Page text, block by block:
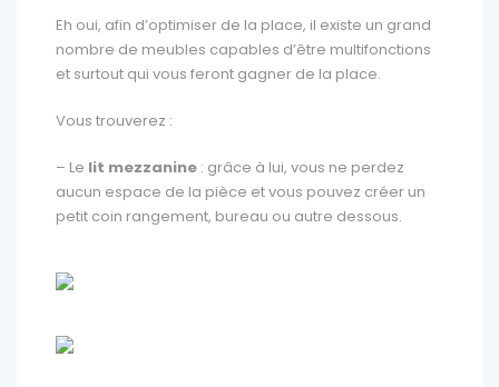
Eh oui, afin d’optimiser de la place, il existe un grand
nombre de meubles capables d’être multifonctions
et surtout qui vous feront gagner de la place.
Vous trouverez :
– Le lit mezzanine : grâce à lui, vous ne perdez
aucun espace de la pièce et vous pouvez créer un
petit coin rangement, bureau ou autre dessous.